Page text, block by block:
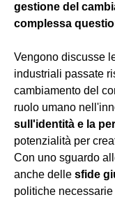
gestione del
complessa
Vengono discusse
industriali passate
cambiamento del
ruolo umano
sull'identità e la
potenzialità per
Con uno sguardo
anche delle sfide
politiche